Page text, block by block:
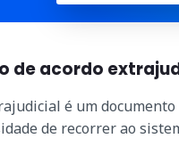
de acordo
é um
de recorrer ao